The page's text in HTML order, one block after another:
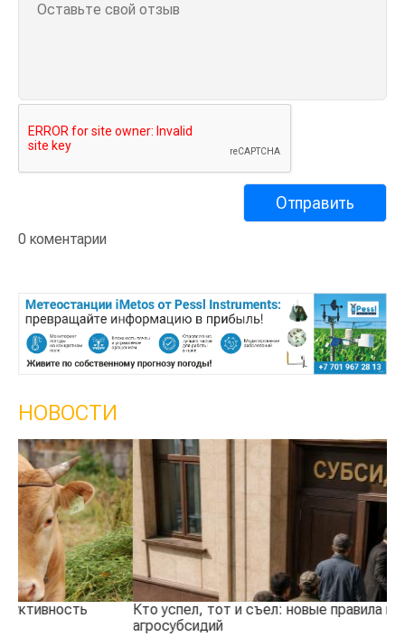
0 коментарии
НОВОСТИ
Кто успел, тот и съел: новые правила выдачи